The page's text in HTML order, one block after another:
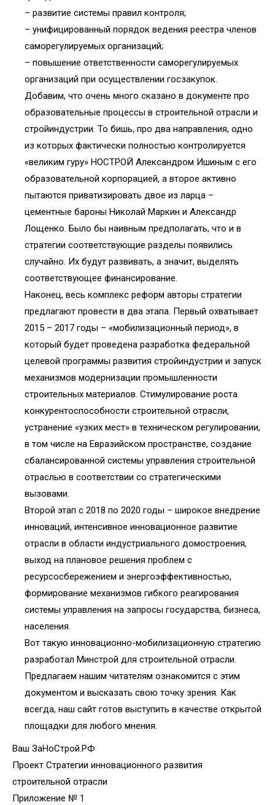
– развитие системы правил контроля;
– унифицированный порядок ведения реестра членов
саморегулируемых организаций;
– повышение ответственности саморегулируемых
организаций при осуществлении госзакупок.
Добавим, что очень много сказано в документе про
образовательные процессы в строительной отрасли и
стройиндустрии. То бишь, про два направления, одно
из которых фактически полностью контролируется
«великим гуру» НОСТРОЙ Александром Ишиным с его
образовательной корпорацией, а второе активно
пытаются приватизировать двое из ларца –
цементные бароны Николай Маркин и Александр
Лощенко. Было бы наивным предполагать, что и в
стратегии соответствующие разделы появились
случайно. Их будут развивать, а значит, выделять
соответствующее финансирование.
Наконец, весь комплекс реформ авторы стратегии
предлагают провести в два этапа. Первый охватывает
2015 – 2017 годы – «мобилизационный период», в
который будет проведена разработка федеральной
целевой программы развития стройиндустрии и запуск
механизмов модернизации промышленности
строительных материалов. Стимулирование роста
конкурентоспособности строительной отрасли,
устранение «узких мест» в техническом регулировании,
в том числе на Евразийском пространстве, создание
сбалансированной системы управления строительной
отраслью в соответствии со стратегическими
вызовами.
Второй этап с 2018 по 2020 годы – широкое внедрение
инноваций, интенсивное инновационное развитие
отрасли в области индустриального домостроения,
выход на плановое решения проблем с
ресурсосбережением и энергоэффективностью,
формирование механизмов гибкого реагирования
системы управления на запросы государства, бизнеса,
населения.
Вот такую инновационно-мобилизационную стратегию
разработал Минстрой для строительной отрасли.
Предлагаем нашим читателям ознакомится с этим
документом и высказать свою точку зрения. Как
всегда, наш сайт готов выступить в качестве открытой
площадки для любого мнения.
Ваш ЗаНоСтрой.РФ
Проект Стратегии инновационного развития
строительной отрасли
Приложение № 1